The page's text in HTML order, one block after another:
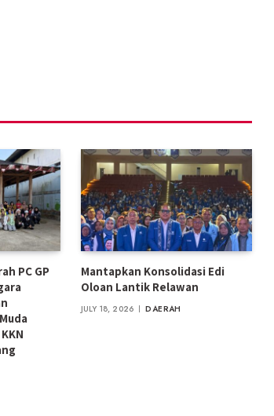
PC GP
Mantapkan Konsolidasi Edi
Oloan Lantik Relawan
JULY 18, 2026 DAERAH